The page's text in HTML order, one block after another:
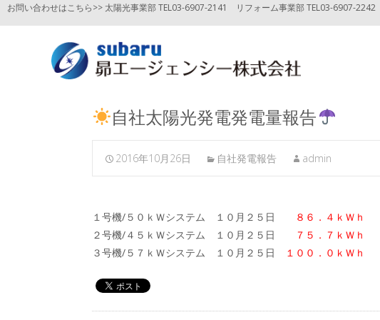
お問い合わせはこちら>> 太陽光事業部 TEL03-6907-2141 リフォーム事業部 TEL03-6907-2242
自社太陽光発電発電量報告
2016年10月26日 自社発電報告 admin
１号機/５０ｋＷシステム １０月２５日
８６．４ｋＷｈ
２号機/４５ｋＷシステム １０月２５日
７５．７ｋＷｈ
３号機/５７ｋＷシステム １０月２５日
１００．０ｋＷｈ